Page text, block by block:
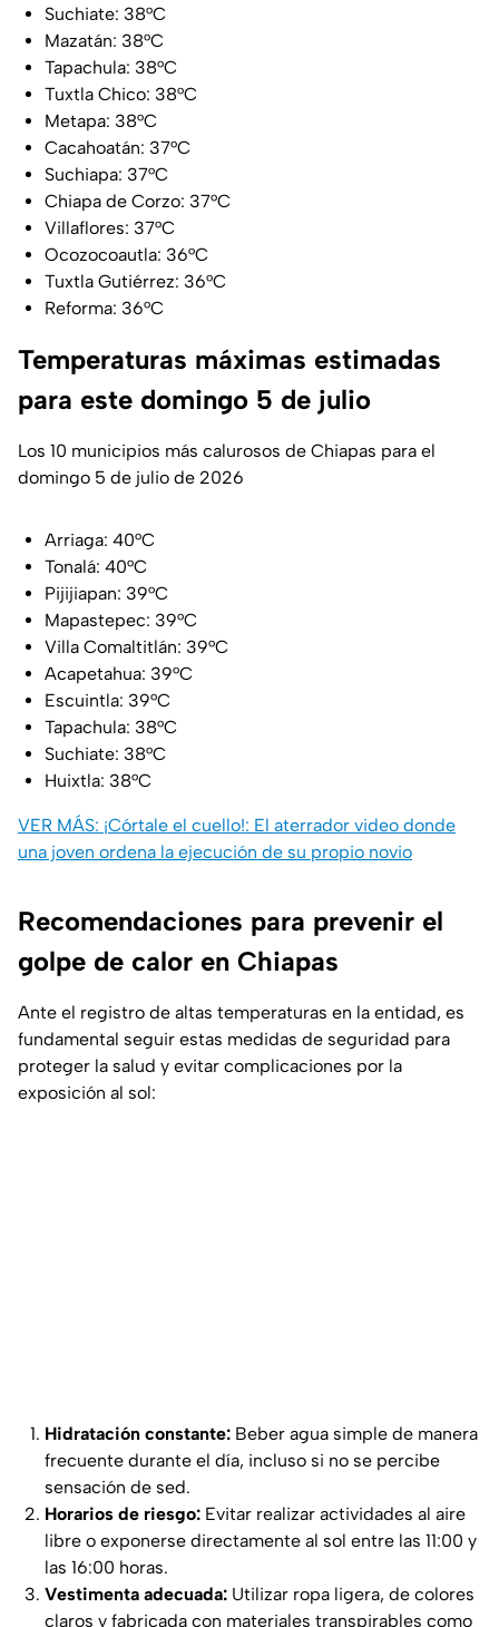
Suchiate: 38°C
Mazatán: 38°C
Tapachula: 38°C
Tuxtla Chico: 38°C
Metapa: 38°C
Cacahoatán: 37°C
Suchiapa: 37°C
Chiapa de Corzo: 37°C
Villaflores: 37°C
Ocozocoautla: 36°C
Tuxtla Gutiérrez: 36°C
Reforma: 36°C
Temperaturas máximas estimadas
para este domingo 5 de julio
Los 10 municipios más calurosos de Chiapas para el
domingo 5 de julio de 2026
Arriaga: 40°C
Tonalá: 40°C
Pijijiapan: 39°C
Mapastepec: 39°C
Villa Comaltitlán: 39°C
Acapetahua: 39°C
Escuintla: 39°C
Tapachula: 38°C
Suchiate: 38°C
Huixtla: 38°C
VER MÁS: ¡Córtale el cuello!: El aterrador video donde
una joven ordena la ejecución de su propio novio
Recomendaciones para prevenir el
golpe de calor en Chiapas
Ante el registro de altas temperaturas en la entidad, es
fundamental seguir estas medidas de seguridad para
proteger la salud y evitar complicaciones por la
exposición al sol:
Hidratación constante: Beber agua simple de manera
frecuente durante el día, incluso si no se percibe
sensación de sed.
Horarios de riesgo: Evitar realizar actividades al aire
libre o exponerse directamente al sol entre las 11:00 y
las 16:00 horas.
Vestimenta adecuada: Utilizar ropa ligera, de colores
claros y fabricada con materiales transpirables como